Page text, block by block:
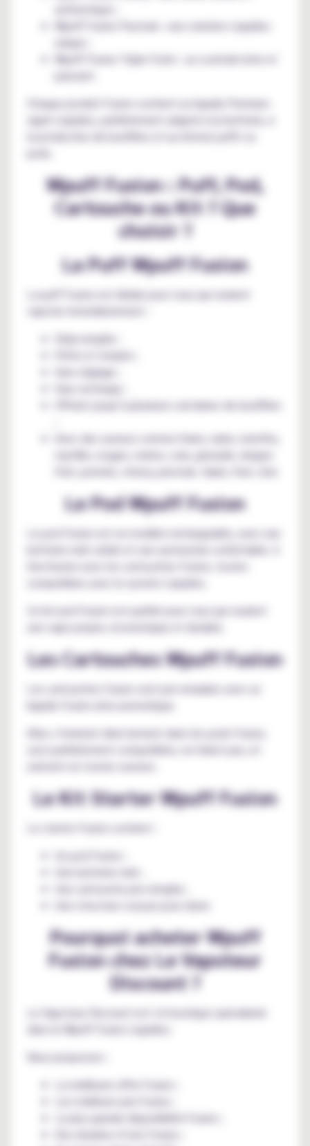
Wpuff Fusion Pastouk : une création Liquideo
unique ;
Wpuff Fusion Triple Fruits : un cocktail riche et
Chaque produit Fusion contient un liquide Premium
signé Liquideo, parfaitement adapté à la batterie, à
Wpuff Fusion : Puff, Pod,
Cartouche ou Kit ? Que
choisir ?
La Puff Wpuff Fusion
La puff Fusion est idéale pour ceux qui veulent
vapoter immédiatement :
Déjà remplie ;
Prête à l’emploi ;
Sans réglage ;
Sans recharge ;
Offrant jusqu’à plusieurs centaines de bouffées
Avec des saveurs comme fraise, raisin, menthe,
myrtille, rouges, melon, cola, grenade, dragon
Le Pod Wpuff Fusion
Le pod Fusion est un modèle rechargeable, avec une
compatibles avec le system Liquideo.
Ce kit pod Fusion est parfait pour ceux qui veulent
une vape propre, économique et durable.
Les Cartouches Wpuff Fusion
Les cartouches Fusion sont pre-remplies avec un
liquide Fusion ultra aromatique.
Elles s’insèrent directement dans les pods Fusion,
Le Kit Starter Wpuff Fusion
Le starter Fusion contient :
Un pod Fusion ;
Une batterie mah ;
Une cartouche pre-remplie ;
Une structure conçue pour durer.
Pourquoi acheter Wpuff
Fusion chez Le Vapoteur
Discount ?
Le Vapoteur Discount est LA boutique spécialisée
dans le Wpuff Fusion Liquideo.
Nous proposons :
La meilleure offre Fusion ;
La plus grande disponibilité Fusion ;